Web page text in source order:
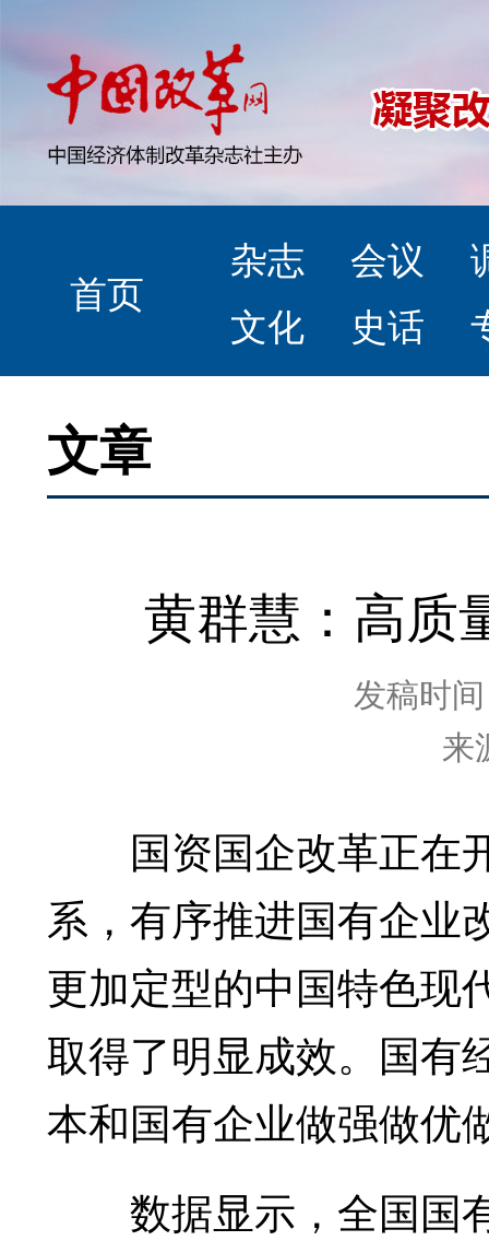
首页
杂志 会议
文化
史话
文章
黄群慧：高质
发稿时
来
国资国企改革正在开
系，有序推进国有企业
更加定型的中国特色现
取得了明显成效。国有
本和国有企业做强做优
数据显示，全国国